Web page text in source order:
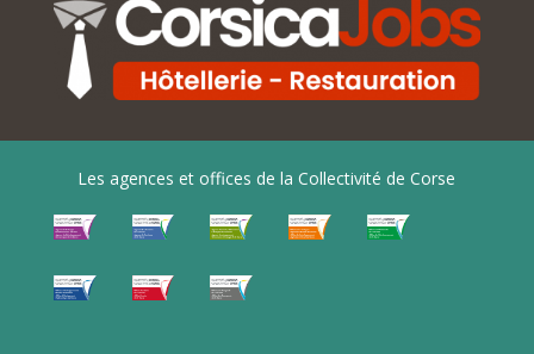
Les agences et offices de la Collectivité de Corse